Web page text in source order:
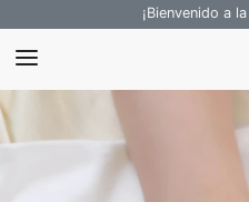
¡Bienvenido a